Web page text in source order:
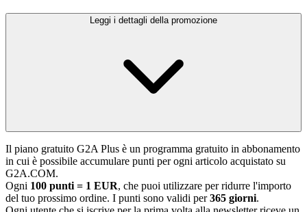
Leggi i dettagli della promozione
Il piano gratuito G2A Plus è un programma gratuito in abbonamento
in cui è possibile accumulare punti per ogni articolo acquistato su
G2A.COM.
Ogni 100 punti = 1 EUR, che puoi utilizzare per ridurre l'importo
del tuo prossimo ordine. I punti sono validi per365 giorni.